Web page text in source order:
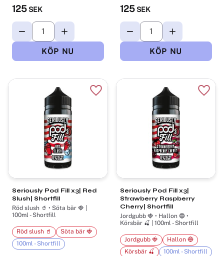
125 SEK 125 SEK
Seriously Pod Fill x3| Red
Slush| Shortfill
Röd slush 🥤 • Söta bär 🍓 |
100ml - Shortfill
Röd slush 🥤
Söta bär 🍓
100ml - Shortfill
Lägg till i favoriter
Seriously Pod Fill x3|
Strawberry Raspberry
Cherry| Shortfill
Jordgubb 🍓 • Hallon 🔵 •
Körsbär 🍒 | 100ml - Shortfill
Jordgubb 🍓
Hallon 🔵
Körsbär 🍒
100ml - Shortfill